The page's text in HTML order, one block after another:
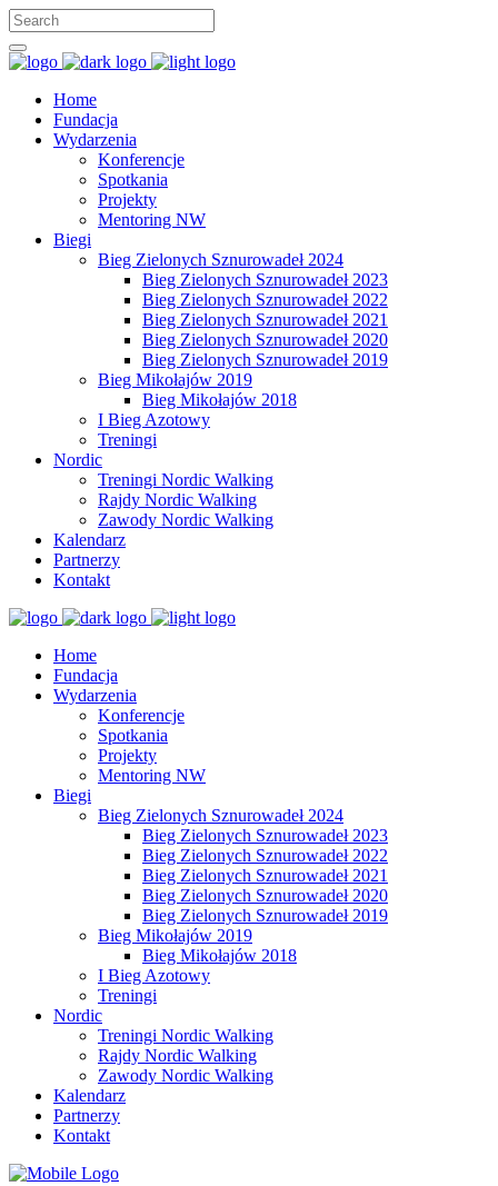
Home
Fundacja
Wydarzenia
Konferencje
Spotkania
Projekty
Mentoring NW
Biegi
Bieg Zielonych Sznurowadeł 2024
Bieg Zielonych Sznurowadeł 2023
Bieg Zielonych Sznurowadeł 2022
Bieg Zielonych Sznurowadeł 2021
Bieg Zielonych Sznurowadeł 2020
Bieg Zielonych Sznurowadeł 2019
Bieg Mikołajów 2019
Bieg Mikołajów 2018
I Bieg Azotowy
Treningi
Nordic
Treningi Nordic Walking
Rajdy Nordic Walking
Zawody Nordic Walking
Kalendarz
Partnerzy
Kontakt
Home
Fundacja
Wydarzenia
Konferencje
Spotkania
Projekty
Mentoring NW
Biegi
Bieg Zielonych Sznurowadeł 2024
Bieg Zielonych Sznurowadeł 2023
Bieg Zielonych Sznurowadeł 2022
Bieg Zielonych Sznurowadeł 2021
Bieg Zielonych Sznurowadeł 2020
Bieg Zielonych Sznurowadeł 2019
Bieg Mikołajów 2019
Bieg Mikołajów 2018
I Bieg Azotowy
Treningi
Nordic
Treningi Nordic Walking
Rajdy Nordic Walking
Zawody Nordic Walking
Kalendarz
Partnerzy
Kontakt